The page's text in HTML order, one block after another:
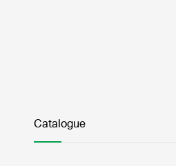
Catalogue